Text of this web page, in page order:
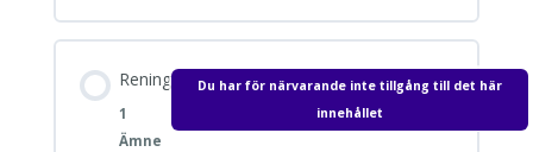
Rening
1
Ämne
Du har för närvarande inte tillgång till det här
innehållet